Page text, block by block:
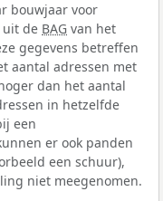
bouwjaar voor
uit de BAG van het
gegevens betreffen
aantal adressen met
dan het aantal
in hetzelfde
een
er ook panden
een schuur),
niet meegenomen.